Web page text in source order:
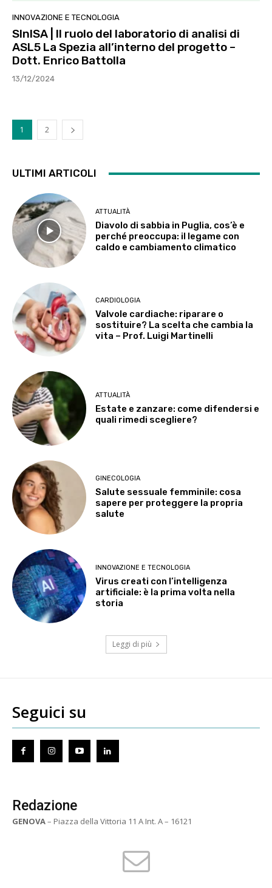
INNOVAZIONE E TECNOLOGIA
SInISA | Il ruolo del laboratorio di analisi di
ASL5 La Spezia all’interno del progetto –
Dott. Enrico Battolla
13/12/2024
1 2
ULTIMI ARTICOLI
ATTUALITÀ
Diavolo di sabbia in Puglia, cos’è e
perché preoccupa: il legame con
caldo e cambiamento climatico
CARDIOLOGIA
Valvole cardiache: riparare o
sostituire? La scelta che cambia la
vita – Prof. Luigi Martinelli
ATTUALITÀ
Estate e zanzare: come difendersi e
quali rimedi scegliere?
GINECOLOGIA
Salute sessuale femminile: cosa
sapere per proteggere la propria
salute
INNOVAZIONE E TECNOLOGIA
Virus creati con l’intelligenza
artificiale: è la prima volta nella
storia
Leggi di più
Seguici su
Redazione
GENOVA– Piazza della Vittoria 11 A Int. A – 16121